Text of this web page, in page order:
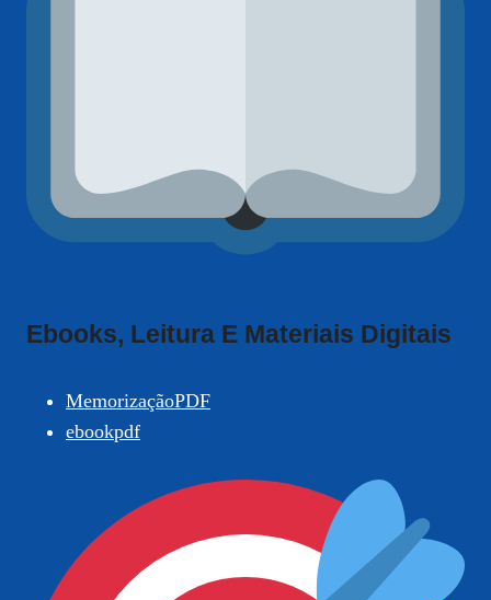
Ebooks, Leitura E Materiais Digitais
MemorizaçãoPDF
ebookpdf